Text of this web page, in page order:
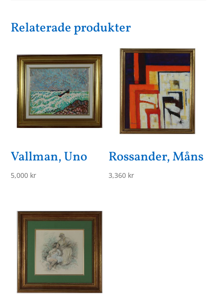
Relaterade produkter
Vallman, Uno
5,000 kr
Rossander, Måns
3,360 kr